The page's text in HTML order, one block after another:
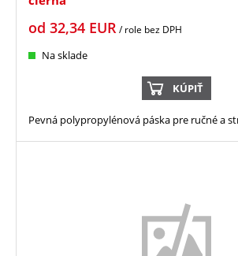
od 32,34 EUR/ role bez DPH
Na sklade
KÚPIŤ
Pevná polypropylénová páska pre ručné a